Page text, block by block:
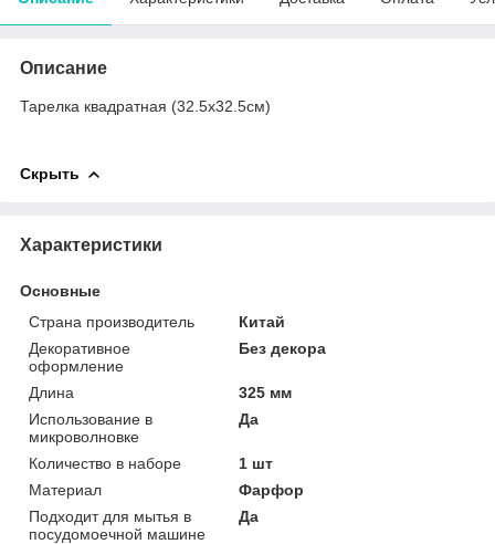
Описание
Тарелка квадратная (32.5х32.5см)
Скрыть
Характеристики
Основные
Страна производитель
Китай
Декоративное
оформление
Без декора
Длина
325 мм
Использование в
микроволновке
Да
Количество в наборе
1 шт
Материал
Фарфор
Подходит для мытья в
посудомоечной машине
Да